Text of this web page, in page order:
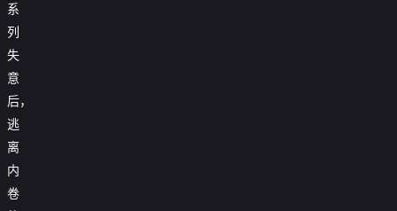
系
列
失
意
后，
逃
离
内
卷